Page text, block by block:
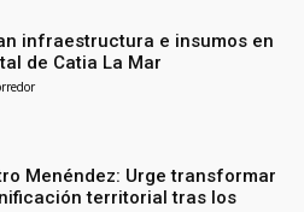
infraestructura e insumos en
de Catia La Mar
Menéndez: Urge transformar
territorial tras los